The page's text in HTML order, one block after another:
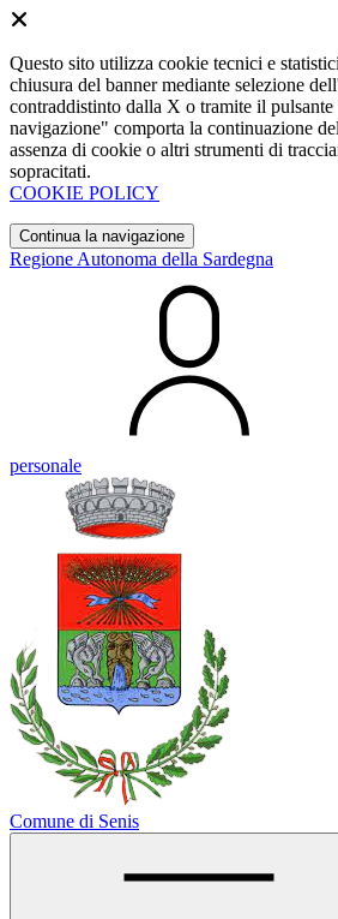
Questo sito utilizza cookie tecnici e
chiusura del banner mediante selezione
contraddistinto dalla X o tramite il
navigazione" comporta la continuazione
assenza di cookie o altri strumenti di
sopracitati.
COOKIE POLICY
Continua la navigazione
Regione Autonoma della Sardegna
personale
Comune di Senis